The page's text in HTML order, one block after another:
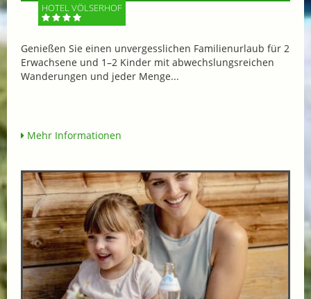
HOTEL VÖLSERHOF
Genießen Sie einen unvergesslichen Familienurlaub für 2
Erwachsene und 1–2 Kinder mit abwechslungsreichen
Wanderungen und jeder Menge...
Mehr Informationen